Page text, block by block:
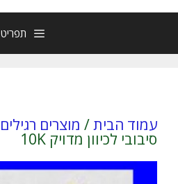
תפריט
עמוד הבית/ מוצרים רגילים
סיבובי לכיוון מדויק 10K